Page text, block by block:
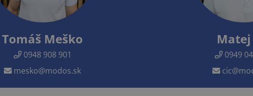
Tomáš Meško
0948 908 901
mesko@modos.sk
Matej
0949